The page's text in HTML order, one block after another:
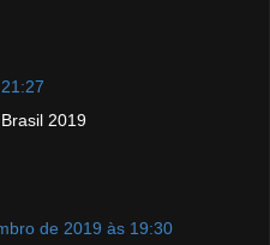
2019
de 2019 às 19:30